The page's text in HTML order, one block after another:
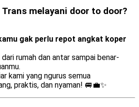
melayani door to door?
gak perlu repot angkat koper
rumah dan antar sampai benar-
kami yang ngurus semua
praktis, dan nyaman! 🚐💼✨